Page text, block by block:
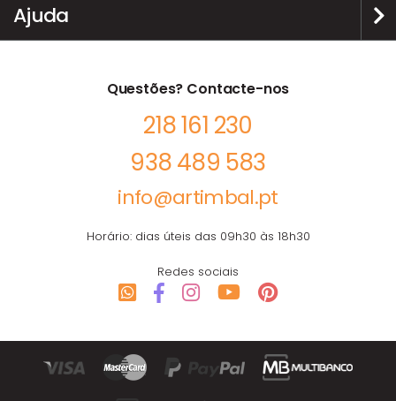
Ajuda
Questões? Contacte-nos
218 161 230
938 489 583
info@artimbal.pt
Horário: dias úteis das 09h30 às 18h30
Redes sociais